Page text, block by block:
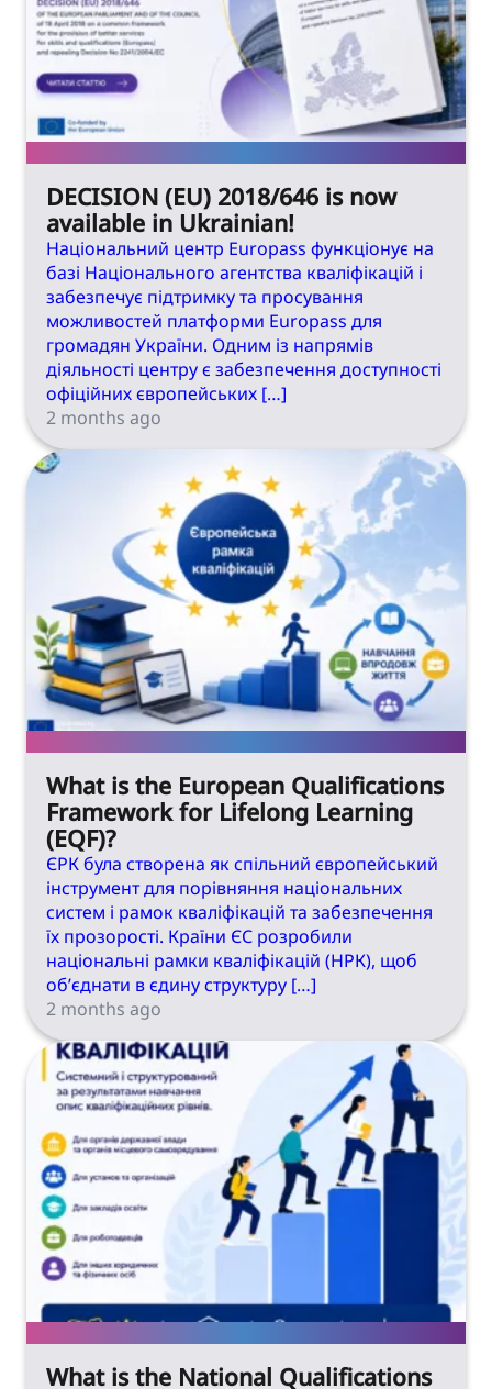
DECISION (EU) 2018/646 is now
available in Ukrainian!
Національний центр Europass функціонує на
базі Національного агентства кваліфікацій і
забезпечує підтримку та просування
можливостей платформи Europass для
громадян України. Одним із напрямів
діяльності центру є забезпечення доступності
офіційних європейських […]
2 months ago
What is the European Qualifications
Framework for Lifelong Learning
(EQF)?
ЄРК була створена як спільний європейський
інструмент для порівняння національних
систем і рамок кваліфікацій та забезпечення
їх прозорості. Країни ЄС розробили
національні рамки кваліфікацій (НРК), щоб
об’єднати в єдину структуру […]
2 months ago
What is the National Qualifications